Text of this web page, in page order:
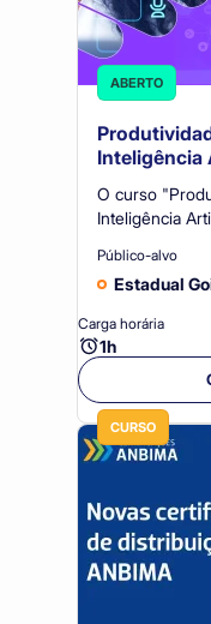
ABERTO
Inteligência
ChatGPT e
O curso
Inteligência
prática sobre
contexto da
cooperativas.
Público-alvo
Estadual
Carga horária
1h
CURSO